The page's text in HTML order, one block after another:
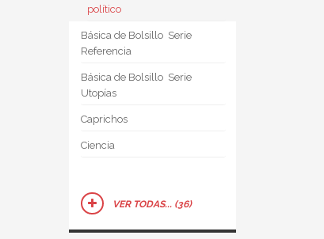
político
Básica de Bolsillo  Serie
Referencia
Básica de Bolsillo  Serie
Utopías
Caprichos
Ciencia
VER TODAS... (36)